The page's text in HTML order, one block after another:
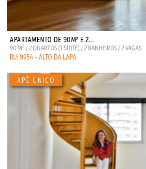
APARTAMENTO DE 90M² E 2...
90 M2 / 2 QUARTOS (1 SUITE) / 2 BANHEIROS / 2 VAGAS
RU: 9954 - ALTO DA LAPA